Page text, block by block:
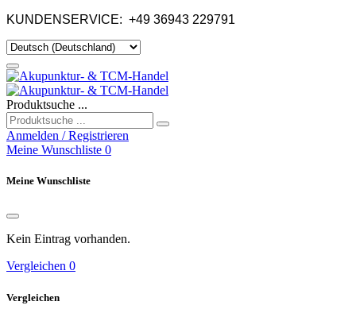
KUNDENSERVICE: +49 36943 229791
Produktsuche ...
Anmelden / Registrieren
Meine Wunschliste 0
Meine Wunschliste
Kein Eintrag vorhanden.
Vergleichen 0
Vergleichen